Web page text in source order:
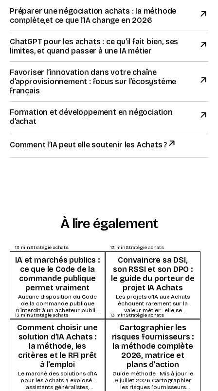
Préparer une négociation achats : la méthode
complète,et ce que l’IA change en 2026
ChatGPT pour les achats : ce qu’il fait bien, ses
limites, et quand passer à une IA métier
Favoriser l’innovation dans votre chaîne
d’approvisionnement : focus sur l’écosystème
français
Formation et développement en négociation
d’achat
Comment l’IA peut elle soutenir les Achats ?
À lire également
13 minStratégie achats
IA et marchés publics :
ce que le Code de la
commande publique
permet vraiment
Aucune disposition du Code
de la commande publique
n’interdit à un acheteur public
d’utiliser l’intelligence
artificielle. Ce qui s’impose,
ce...
13 minStratégie achats
Convaincre sa DSI,
son RSSI et son DPO :
le guide du porteur de
projet IA Achats
Les projets d’IA aux Achats
échouent rarement sur la
valeur métier : elle se
démontre vite. Ils s’enlisent
dans la...
13 minStratégie achats
Comment choisir une
solution d’IA Achats :
la méthode, les
critères et le RFI prêt
à l’emploi
Le marché des solutions d’IA
pour les Achats a explosé :
assistants généralistes,
13 minStratégie achats
Cartographier les
risques fournisseurs :
la méthode complète
2026, matrice et
plans d’action
Guide méthode · Mis à jour le
9 juillet 2026 Cartographier
les risques fournisseurs